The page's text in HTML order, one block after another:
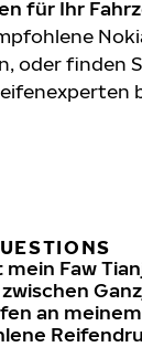
für Ihr
oder finden
Faw
an